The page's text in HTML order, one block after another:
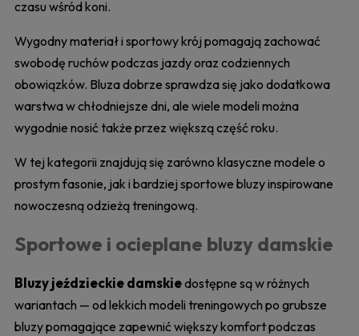
czasu wśród koni.
Wygodny materiał i sportowy krój pomagają zachować
swobodę ruchów podczas jazdy oraz codziennych
obowiązków. Bluza dobrze sprawdza się jako dodatkowa
warstwa w chłodniejsze dni, ale wiele modeli można
wygodnie nosić także przez większą część roku.
W tej kategorii znajdują się zarówno klasyczne modele o
prostym fasonie, jak i bardziej sportowe bluzy inspirowane
nowoczesną odzieżą treningową.
Sportowe i ocieplane bluzy damskie
Bluzy jeździeckie damskiedostępne są w różnych
wariantach — od lekkich modeli treningowych po grubsze
bluzy pomagające zapewnić większy komfort podczas